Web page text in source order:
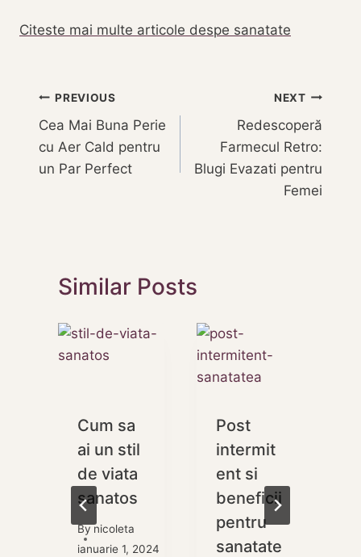
Citeste mai multe articole despe sanatate
Navigare
în
articole
PREVIOUS
Cea Mai Buna Perie
cu Aer Cald pentru
un Par Perfect
NEXT
Redescoperă
Farmecul Retro:
Blugi Evazati pentru
Femei
Similar Posts
Cum sa
ai un stil
de viata
sanatos
Bynicoleta
ianuarie 1, 2024
Post
intermit
ent si
beneficii
pentru
sanatate